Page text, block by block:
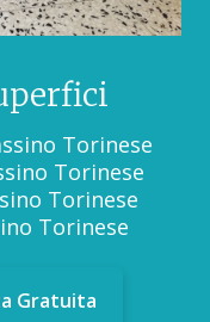
Torinese
Torinese
Torinese
Torinese
Gratuita